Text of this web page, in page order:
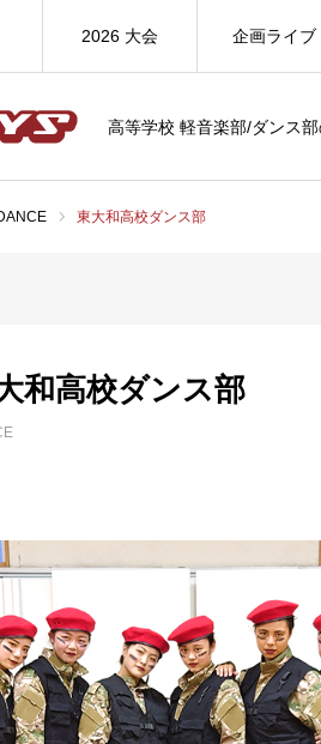
高等学校 軽音楽部/ダンス
2026 大会 企画ライブ
東大和高校ダンス部
和高校ダンス部